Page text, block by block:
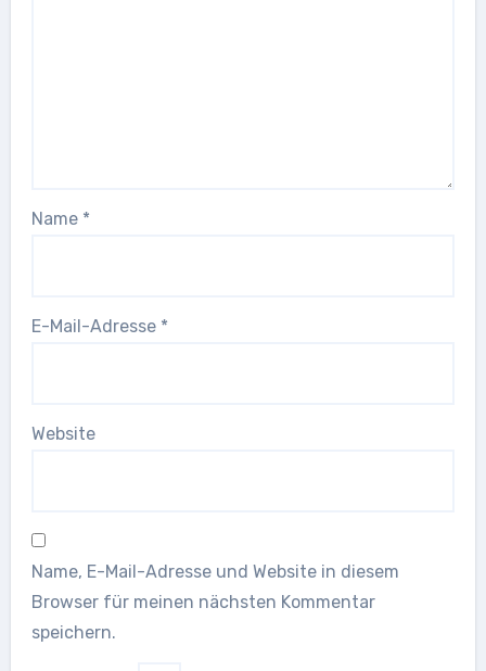
Name *
E-Mail-Adresse *
Website
Name, E-Mail-Adresse und Website in diesem
Browser für meinen nächsten Kommentar
speichern.